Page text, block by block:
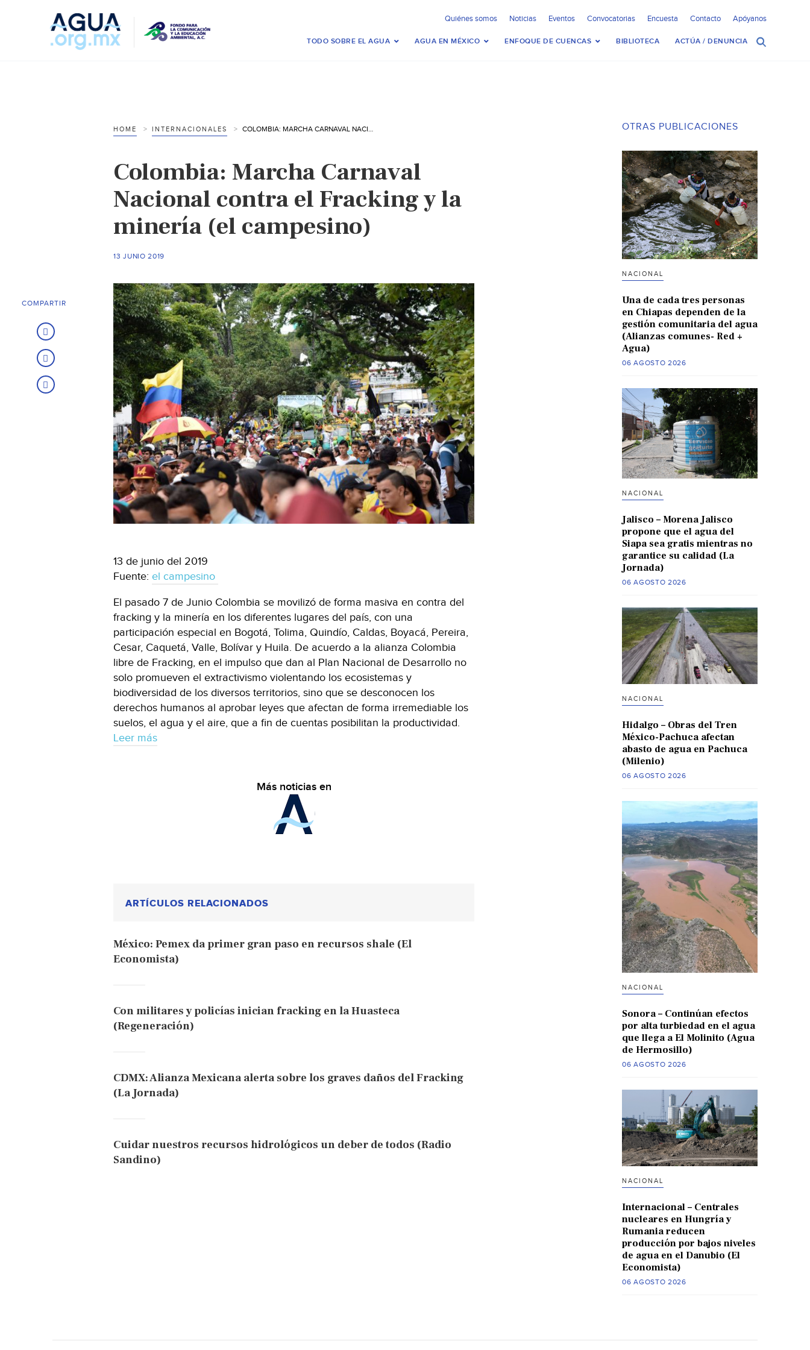
Quiénes somos Noticias Eventos Convocatorias Encuesta Contacto Apóyanos
TODO SOBRE EL AGUA AGUA EN MÉXICO ENFOQUE DE CUENCAS BIBLIOTECA ACTÚA / DENUNCIA
HOME INTERNACIONALES COLOMBIA: MARCHA CARNAVAL NACIONAL CONTRA EL FRACKING Y LA MINERÍA (EL CAMPESINO)
Colombia: Marcha Carnaval
Nacional contra el Fracking y la
minería (el campesino)
13 JUNIO 2019
13 de junio del 2019
Fuente: el campesino
El pasado 7 de Junio Colombia se movilizó de forma masiva en contra del
fracking y la minería en los diferentes lugares del país, con una
participación especial en Bogotá, Tolima, Quindío, Caldas, Boyacá, Pereira,
Cesar, Caquetá, Valle, Bolívar y Huila. De acuerdo a la alianza Colombia
libre de Fracking, en el impulso que dan al Plan Nacional de Desarrollo no
solo promueven el extractivismo violentando los ecosistemas y
biodiversidad de los diversos territorios, sino que se desconocen los
derechos humanos al aprobar leyes que afectan de forma irremediable los
suelos, el agua y el aire, que a fin de cuentas posibilitan la productividad.
Leer más
Más noticias en
ARTÍCULOS RELACIONADOS
México: Pemex da primer gran paso en recursos shale (El
Economista)
Con militares y policías inician fracking en la Huasteca
(Regeneración)
CDMX: Alianza Mexicana alerta sobre los graves daños del Fracking
(La Jornada)
Cuidar nuestros recursos hidrológicos un deber de todos (Radio
Sandino)
COMPARTIR
OTRAS PUBLICACIONES
NACIONAL
Una de cada tres personas
en Chiapas dependen de la
gestión comunitaria del agua
(Alianzas comunes- Red +
Agua)
06 AGOSTO 2026
NACIONAL
Jalisco – Morena Jalisco
propone que el agua del
Siapa sea gratis mientras no
garantice su calidad (La
Jornada)
06 AGOSTO 2026
NACIONAL
Hidalgo – Obras del Tren
México-Pachuca afectan
abasto de agua en Pachuca
(Milenio)
06 AGOSTO 2026
NACIONAL
Sonora – Continúan efectos
por alta turbiedad en el agua
que llega a El Molinito (Agua
de Hermosillo)
06 AGOSTO 2026
NACIONAL
Internacional – Centrales
nucleares en Hungría y
Rumania reducen
producción por bajos niveles
de agua en el Danubio (El
Economista)
06 AGOSTO 2026